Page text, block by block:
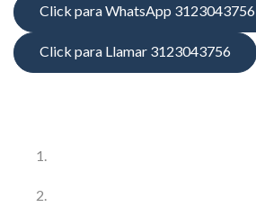
Click para WhatsApp 3123043756
Click para Llamar 3123043756